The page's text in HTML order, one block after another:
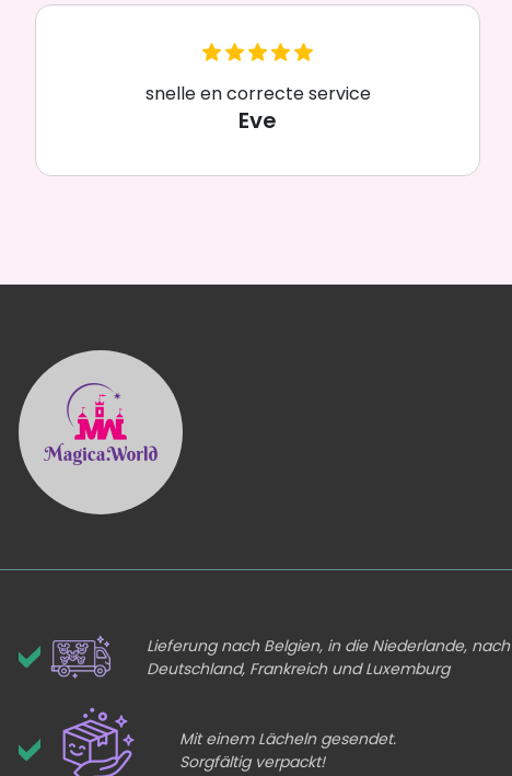
snelle en correcte service
Eve
Lieferung nach Belgien, in die Niederlande, nach
Deutschland, Frankreich und Luxemburg
Mit einem Lächeln gesendet.
Sorgfältig verpackt!